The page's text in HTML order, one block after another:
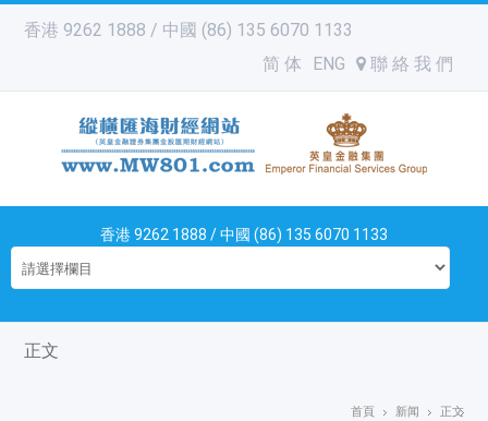
香港 9262 1888 / 中國 (86) 135 6070 1133
简 体
ENG 聯 絡 我 們
香港 9262 1888 / 中國 (86) 135 6070 1133
正文
首頁 新闻 正文